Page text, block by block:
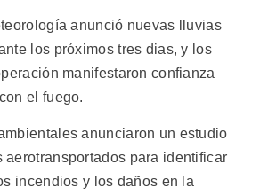
anunció nuevas lluvias
los próximos tres dias, y los
manifestaron confianza
el fuego.
anunciaron un estudio
aerotransportados para identificar
incendios y los daños en la